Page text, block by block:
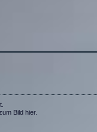
Bild hier.